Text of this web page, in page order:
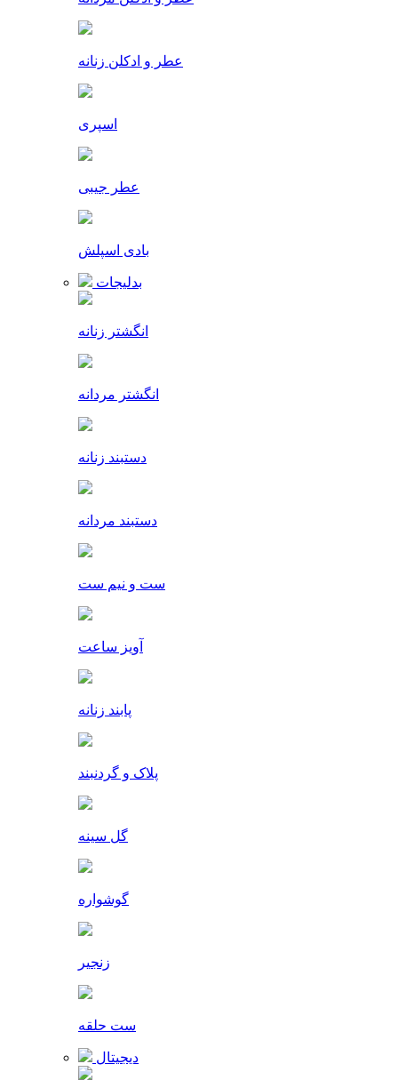
عطر و ادکلن زنانه
اسپری
عطر جیبی
بادی اسپلش
بدلیجات
انگشتر زنانه
انگشتر مردانه
دستبند زنانه
دستبند مردانه
ست و نیم ست
آویز ساعت
پابند زنانه
پلاک و گردنبند
گل سینه
گوشواره
زنجیر
ست حلقه
دیجیتال